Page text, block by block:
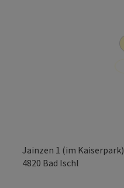
Jainzen 1 (im Kaiserpark)
4820 Bad Ischl